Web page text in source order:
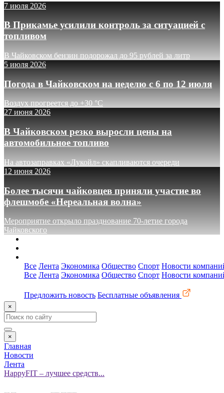
7 июля 2026
В Прикамье усилили контроль за ситуацией с
топливом
В Чайковском бензин подорожал до 95 рублей за литр
5 июля 2026
Погода в Чайковском на неделю с 6 по 12 июля
Воздух прогреется до +30 °C
27 июня 2026
В Чайковском резко выросли цены на
автомобильное топливо
На автозаправках «Лукойл» скапливаются очереди
12 июня 2026
Более тысячи чайковцев приняли участие во
флешмобе «Нереальная волна»
Мероприятие открыло празднование 70-летие города
Чайковского
Все Лента Экономика Общество Спорт Новости
Все Лента Экономика Общество Спорт Новости
Предложить новость Бесплатные объявления
×
×
Главная
Новости
Лента
HappyFIT – лучшее средств...